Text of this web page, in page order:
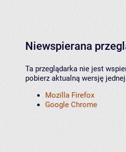
Niewspierana
Ta przeglądarka nie jest
pobierz aktualną wersję
Mozilla Firefox
Google Chrome